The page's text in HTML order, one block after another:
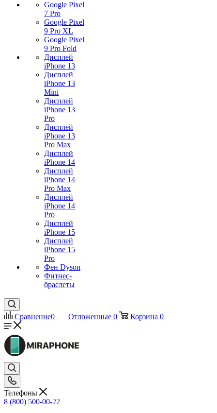
Google Pixel
7 Pro
Google Pixel
9 Pro XL
Google Pixel
9 Pro Fold
Дисплей
iPhone 13
Дисплей
iPhone 13
Mini
Дисплей
iPhone 13
Pro
Дисплей
iPhone 13
Pro Max
Дисплей
iPhone 14
Дисплей
iPhone 14
Pro Max
Дисплей
iPhone 14
Pro
Дисплей
iPhone 15
Дисплей
iPhone 15
Pro
Фен Dyson
Фитнес-
браслеты
Сравнение0 Отложенные 0 Корзина 0
Телефоны
8 (800) 500-00-22